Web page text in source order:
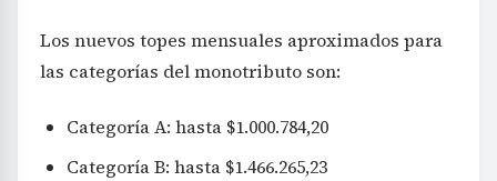
Los nuevos topes mensuales aproximados para
las categorías del monotributo son:
Categoría A: hasta $1.000.784,20
Categoría B: hasta $1.466.265,23